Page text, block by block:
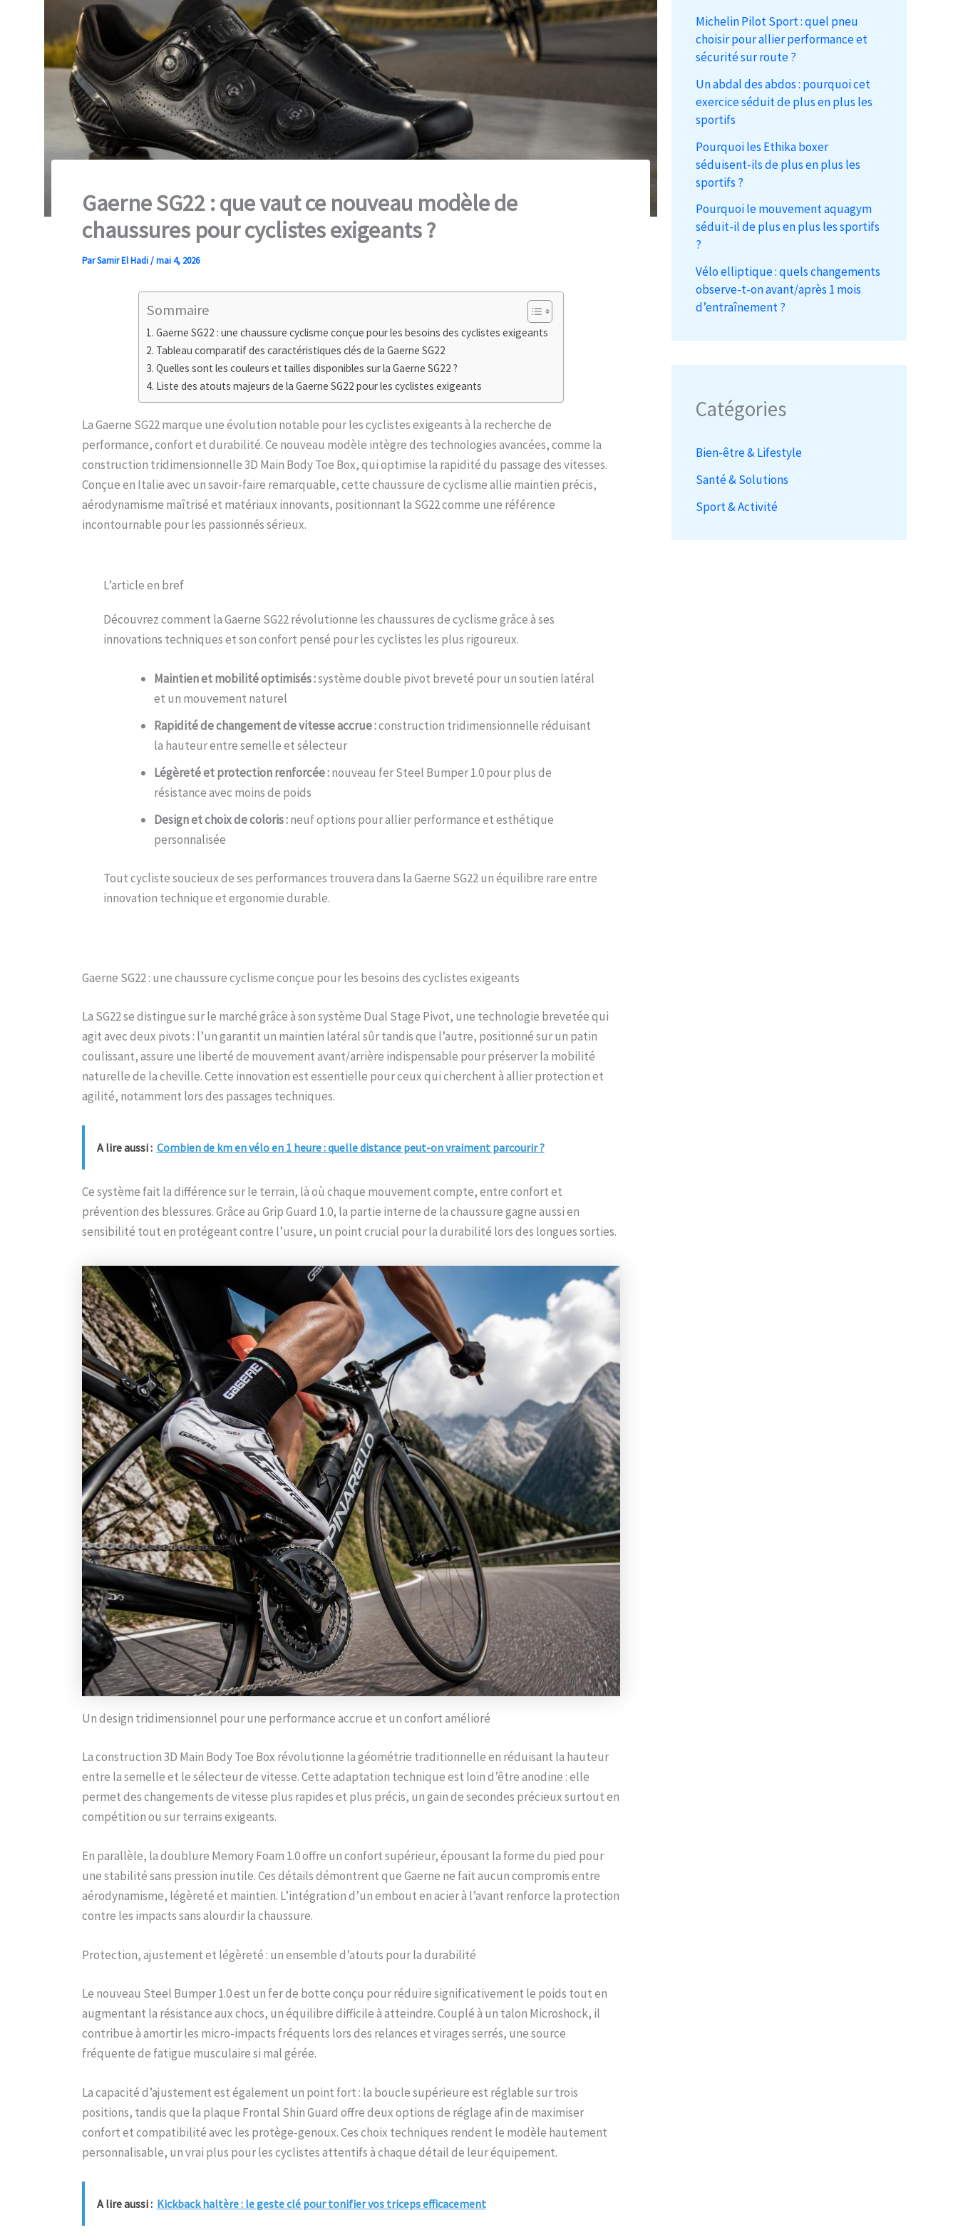
Gaerne SG22 : que vaut ce nouveau modèle de
chaussures pour cyclistes exigeants ?
ParSamir El Hadi/mai 4, 2026
Sommaire
Gaerne SG22 : une chaussure cyclisme conçue pour les besoins des cyclistes exigeants
Tableau comparatif des caractéristiques clés de la Gaerne SG22
Quelles sont les couleurs et tailles disponibles sur la Gaerne SG22 ?
Liste des atouts majeurs de la Gaerne SG22 pour les cyclistes exigeants
La Gaerne SG22 marque une évolution notable pour les cyclistes exigeants à la recherche de
performance, confort et durabilité. Ce nouveau modèle intègre des technologies avancées, comme la
construction tridimensionnelle 3D Main Body Toe Box, qui optimise la rapidité du passage des vitesses.
Conçue en Italie avec un savoir-faire remarquable, cette chaussure de cyclisme allie maintien précis,
aérodynamisme maîtrisé et matériaux innovants, positionnant la SG22 comme une référence
incontournable pour les passionnés sérieux.
L’article en bref
Découvrez comment la Gaerne SG22 révolutionne les chaussures de cyclisme grâce à ses
innovations techniques et son confort pensé pour les cyclistes les plus rigoureux.
Maintien et mobilité optimisés :système double pivot breveté pour un soutien latéral
et un mouvement naturel
Rapidité de changement de vitesse accrue :construction tridimensionnelle réduisant
la hauteur entre semelle et sélecteur
Légèreté et protection renforcée :nouveau fer Steel Bumper 1.0 pour plus de
résistance avec moins de poids
Design et choix de coloris :neuf options pour allier performance et esthétique
personnalisée
Tout cycliste soucieux de ses performances trouvera dans la Gaerne SG22 un équilibre rare entre
innovation technique et ergonomie durable.
Gaerne SG22 : une chaussure cyclisme conçue pour les besoins des cyclistes exigeants
La SG22 se distingue sur le marché grâce à son système Dual Stage Pivot, une technologie brevetée qui
agit avec deux pivots : l’un garantit un maintien latéral sûr tandis que l’autre, positionné sur un patin
coulissant, assure une liberté de mouvement avant/arrière indispensable pour préserver la mobilité
naturelle de la cheville. Cette innovation est essentielle pour ceux qui cherchent à allier protection et
agilité, notamment lors des passages techniques.
A lire aussi : Combien de km en vélo en 1 heure : quelle distance peut-on vraiment parcourir ?
Ce système fait la différence sur le terrain, là où chaque mouvement compte, entre confort et
prévention des blessures. Grâce au Grip Guard 1.0, la partie interne de la chaussure gagne aussi en
sensibilité tout en protégeant contre l’usure, un point crucial pour la durabilité lors des longues sorties.
Un design tridimensionnel pour une performance accrue et un confort amélioré
La construction 3D Main Body Toe Box révolutionne la géométrie traditionnelle en réduisant la hauteur
entre la semelle et le sélecteur de vitesse. Cette adaptation technique est loin d’être anodine : elle
permet des changements de vitesse plus rapides et plus précis, un gain de secondes précieux surtout en
compétition ou sur terrains exigeants.
En parallèle, la doublure Memory Foam 1.0 offre un confort supérieur, épousant la forme du pied pour
une stabilité sans pression inutile. Ces détails démontrent que Gaerne ne fait aucun compromis entre
aérodynamisme, légèreté et maintien. L’intégration d’un embout en acier à l’avant renforce la protection
contre les impacts sans alourdir la chaussure.
Protection, ajustement et légèreté : un ensemble d’atouts pour la durabilité
Le nouveau Steel Bumper 1.0 est un fer de botte conçu pour réduire significativement le poids tout en
augmentant la résistance aux chocs, un équilibre difficile à atteindre. Couplé à un talon Microshock, il
contribue à amortir les micro-impacts fréquents lors des relances et virages serrés, une source
fréquente de fatigue musculaire si mal gérée.
La capacité d’ajustement est également un point fort : la boucle supérieure est réglable sur trois
positions, tandis que la plaque Frontal Shin Guard offre deux options de réglage afin de maximiser
confort et compatibilité avec les protège-genoux. Ces choix techniques rendent le modèle hautement
personnalisable, un vrai plus pour les cyclistes attentifs à chaque détail de leur équipement.
A lire aussi : Kickback haltère : le geste clé pour tonifier vos triceps efficacement
Michelin Pilot Sport : quel pneu
choisir pour allier performance et
sécurité sur route ?
Un abdal des abdos : pourquoi cet
exercice séduit de plus en plus les
sportifs
Pourquoi les Ethika boxer
séduisent-ils de plus en plus les
sportifs ?
Pourquoi le mouvement aquagym
séduit-il de plus en plus les sportifs
?
Vélo elliptique : quels changements
observe-t-on avant/après 1 mois
d’entraînement ?
Catégories
Bien-être & Lifestyle
Santé & Solutions
Sport & Activité